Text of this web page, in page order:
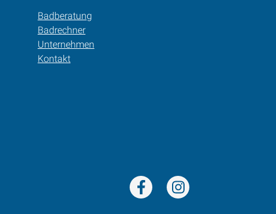
Badberatung
Badrechner
Unternehmen
Kontakt